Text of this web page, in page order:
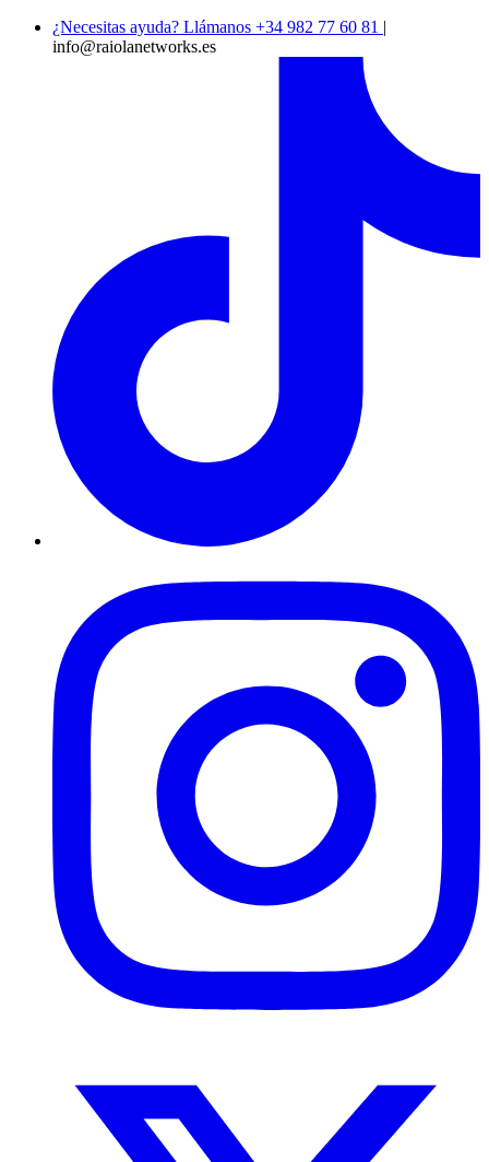
¿Necesitas ayuda? Llámanos +34 982 77 60 81 |
info@raiolanetworks.es